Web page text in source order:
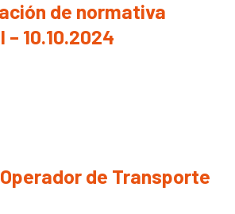
de normativa
10.10.2024
de Transporte